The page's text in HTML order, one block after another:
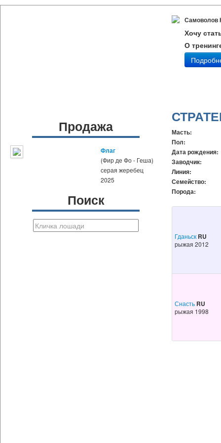
Самоволов
Хочу
О
Продажа
Флаг
(Фир де Фо - Геша)
серая жеребец
2025
Поиск
Масть:
Пол:
Дата рождения:
Заводчик:
Линия:
Семейство:
Порода:
Гданьск RU
рыжая 2012
Снасть RU
рыжая 1998